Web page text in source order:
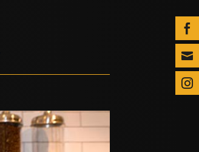


